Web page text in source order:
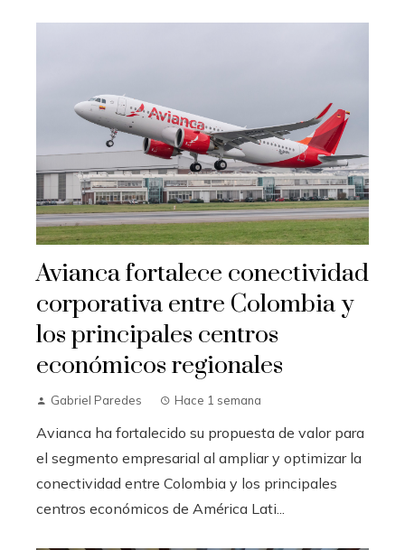
Avianca fortalece conectividad
corporativa entre Colombia y
los principales centros
económicos regionales
Gabriel Paredes Hace 1 semana
Avianca ha fortalecido su propuesta de valor para
el segmento empresarial al ampliar y optimizar la
conectividad entre Colombia y los principales
centros económicos de América Lati...